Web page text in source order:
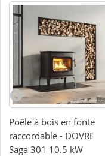
Poêle à bois en fonte
raccordable - DOVRE
Saga 301 10.5 kW